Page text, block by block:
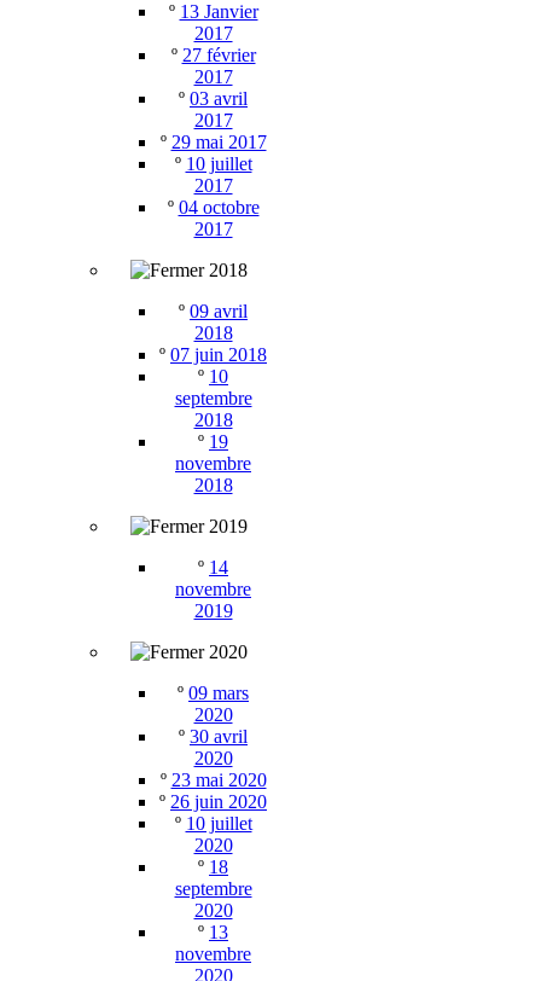
º 13 Janvier
2017
º 27 février
2017
º 03 avril
2017
º 29 mai 2017
º 10 juillet
2017
º 04 octobre
2017
2018
º 09 avril
2018
º 07 juin 2018
º 10
septembre
2018
º 19
novembre
2018
2019
º 14
novembre
2019
2020
º 09 mars
2020
º 30 avril
2020
º 23 mai 2020
º 26 juin 2020
º 10 juillet
2020
º 18
septembre
2020
º 13
novembre
2020